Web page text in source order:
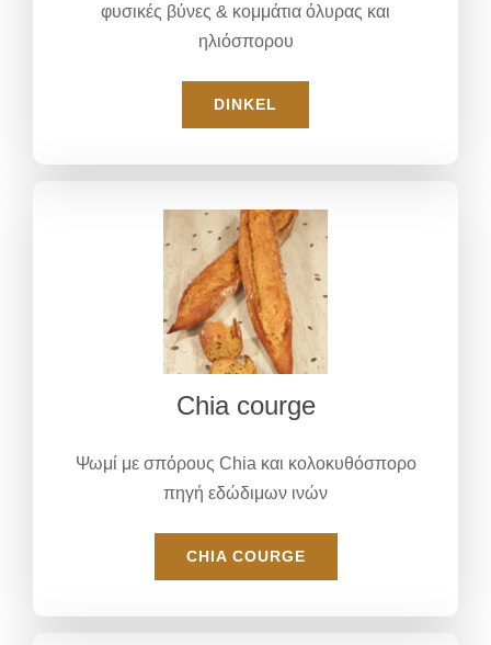
φυσικές βύνες & κομμάτια όλυρας και
ηλιόσπορου
DINKEL
Chia courge
Ψωμί με σπόρους Chia και κολοκυθόσπορο
πηγή εδώδιμων ινών
CHIA COURGE